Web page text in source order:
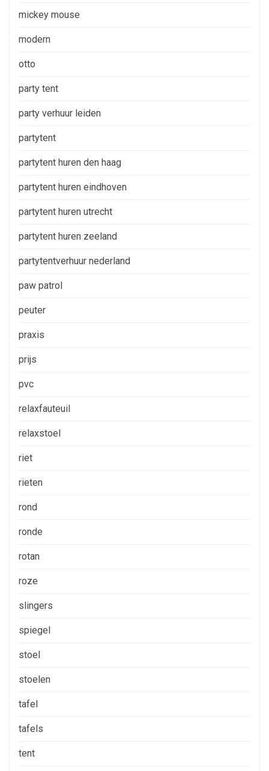
mickey mouse
modern
otto
party tent
party verhuur leiden
partytent
partytent huren den haag
partytent huren eindhoven
partytent huren utrecht
partytent huren zeeland
partytentverhuur nederland
paw patrol
peuter
praxis
prijs
pvc
relaxfauteuil
relaxstoel
riet
rieten
rond
ronde
rotan
roze
slingers
spiegel
stoel
stoelen
tafel
tafels
tent